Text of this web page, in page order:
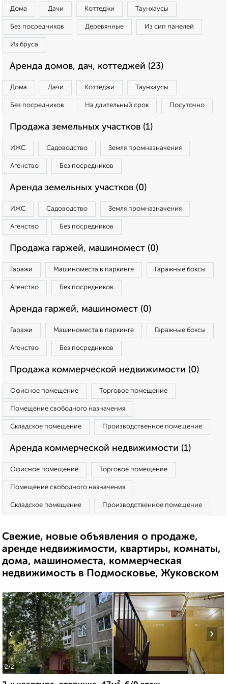
Дома Дачи Коттеджи Таунхаусы
Без посредников Деревянные Из сип панелей
Из бруса
Аренда домов, дач, коттеджей (23)
Дома Дачи Коттеджи Таунхаусы
Без посредников На длительный срок Посуточно
Продажа земельных участков (1)
ИЖС Садоводство Земля промназначения
Агенство Без посредников
Аренда земельных участков (0)
ИЖС Садоводство Земля промназначения
Агенство Без посредников
Продажа гаржей, машиномест (0)
Гаражи Машиноместа в паркинге Гаражные боксы
Агенство Без посредников
Аренда гаржей, машиномест (0)
Гаражи Машиноместа в паркинге Гаражные боксы
Агенство Без посредников
Продажа коммерческой недвижимости (0)
Офисное помещение Торговое помещение
Помещение свободного назначения
Складское помещение Производственное помещение
Аренда коммерческой недвижимости (1)
Офисное помещение Торговое помещение
Помещение свободного назначения
Складское помещение Производственное помещение
Свежие, новые объявления о продаже,
аренде недвижимости, квартиры, комнаты,
дома, машиноместа, коммерческая
недвижимость в Подмосковье, Жуковском
2/2
‹ ›